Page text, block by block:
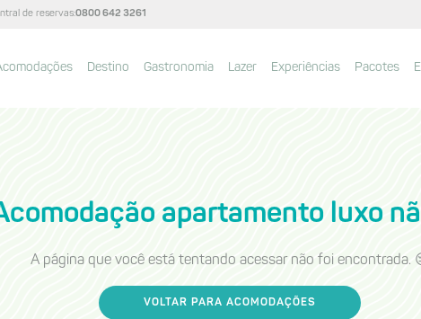
de reservas:0800 642 3261
Destino Gastronomia Lazer Experiências Pacotes
apartamento luxo
A página que você está tentando acessar não foi encontrada.
VOLTAR PARA ACOMODAÇÕES